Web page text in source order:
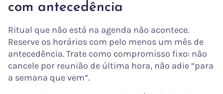
com antecedência
Ritual que não está na agenda não acontece.
Reserve os horários com pelo menos um mês de
antecedência. Trate como compromisso fixo: não
cancele por reunião de última hora, não adie “para
a semana que vem”.